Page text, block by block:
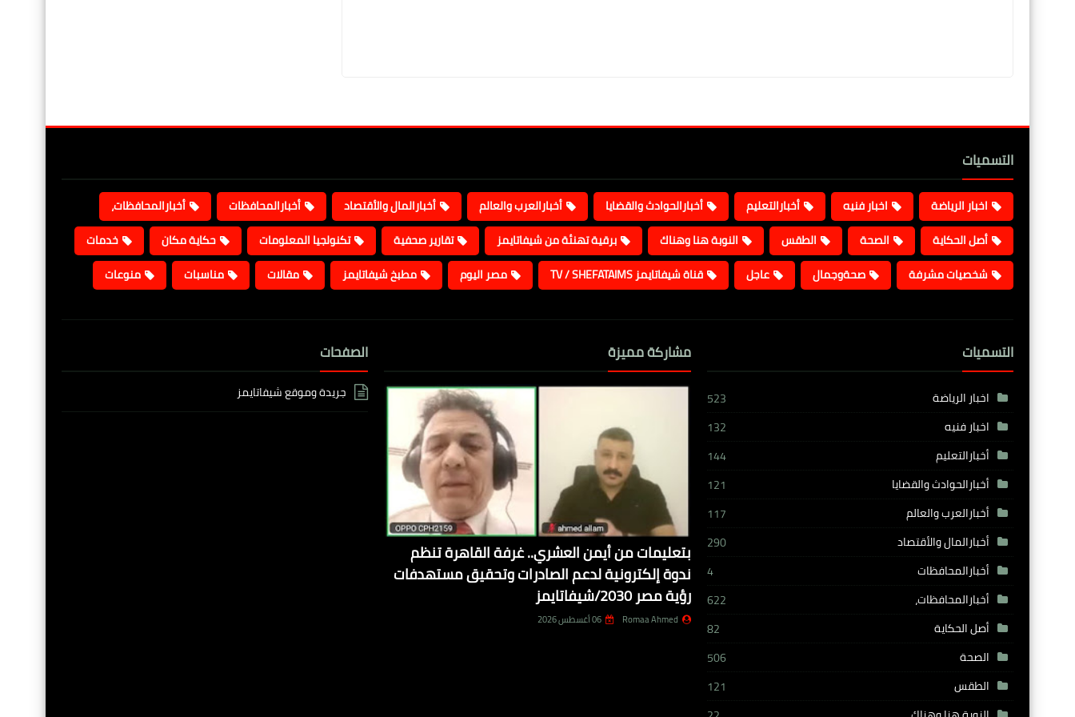
التسميات
اخبار الرياضة اخبار فنيه أخبارالتعليم أخبارالحوادث والقضايا أخبارالعرب والعالم أخبارالمال والأقتصاد أخبارالمحافظات
أخبارالمحافظات،
أصل الحكاية
الصحة الطقس النوبة هنا وهناك برقية تهنئة من شيفاتايمز تقارير صحفية تكنولجيا المعلومات حكاية مكان
خدمات
شخصيات مشرفة
صحةوجمال عاجل قناة شيفاتايمز TV / SHEFATAIMS مصر اليوم مطبخ شيفاتايمز مقالات مناسبات منوعات
التسميات
اخبار الرياضة
523
اخبار فنيه
132
أخبارالتعليم
144
أخبارالحوادث والقضايا
121
أخبارالعرب والعالم
117
أخبارالمال والأقتصاد
290
أخبارالمحافظات
4
أخبارالمحافظات،
622
أصل الحكاية
82
الصحة
506
الطقس
121
مشاركة مميزة
بتعليمات من أيمن العشري.. غرفة القاهرة تنظم
ندوة إلكترونية لدعم الصادرات وتحقيق مستهدفات
رؤية مصر 2030/شيفاتايمز
Romaa Ahmed 06 أغسطس 2026
الصفحات
جريدة وموقع شيفاتايمز